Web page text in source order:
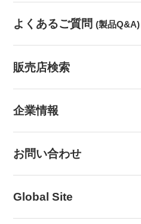
よくあるご質問 (製品Q&A)
販売店検索
企業情報
お問い合わせ
Global Site